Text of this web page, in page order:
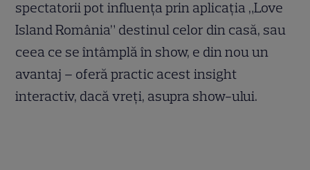
spectatorii pot influența prin aplicația „Love
Island România” destinul celor din casă, sau
ceea ce se întâmplă în show, e din nou un
avantaj – oferă practic acest insight
interactiv, dacă vreți, asupra show-ului.